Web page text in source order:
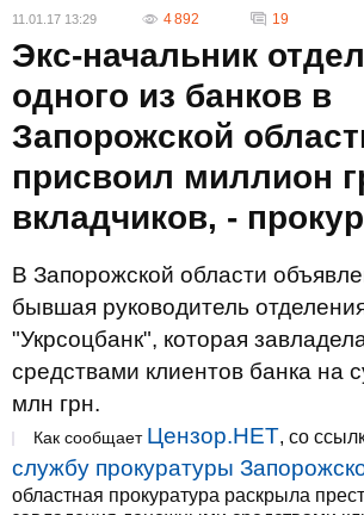
11.01.17 13:29 4 892 19
Экс-начальник
одного из банков в
Запорожской
присвоил миллион
вкладчиков, -
В Запорожской области
бывшая руководитель
"Укрсоцбанк", которая
средствами клиентов банка на
млн грн.
Как сообщает Цензор.НЕТ, со
службу прокуратуры
областная прокуратура раскрыла